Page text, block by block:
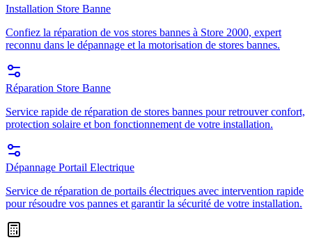
Installation Store Banne
Confiez la réparation de vos stores bannes à Store 2000, expert
reconnu dans le dépannage et la motorisation de stores bannes.
Réparation Store Banne
Service rapide de réparation de stores bannes pour retrouver confort,
protection solaire et bon fonctionnement de votre installation.
Dépannage Portail Electrique
Service de réparation de portails électriques avec intervention rapide
pour résoudre vos pannes et garantir la sécurité de votre installation.